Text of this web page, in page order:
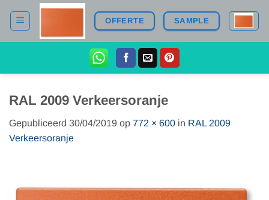
naar
OFFERTE SAMPLE
RAL 2009 Verkeersoranje
Gepubliceerd 30/04/2019 op 772 × 600 in RAL 2009
Verkeersoranje